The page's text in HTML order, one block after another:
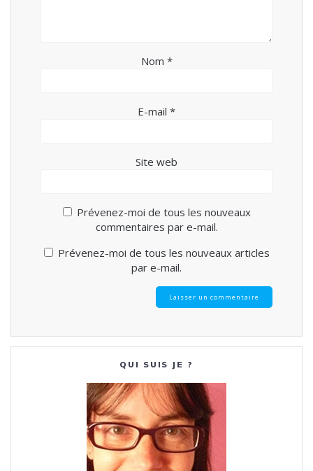
Nom *
E-mail *
Site web
Prévenez-moi de tous les nouveaux
commentaires par e-mail.
Prévenez-moi de tous les nouveaux articles
par e-mail.
QUI SUIS JE ?